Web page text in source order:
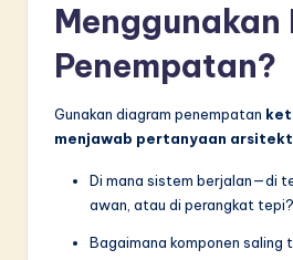
Menggunakan
Penempatan?
Gunakan diagram penempatan
menjawab pertanyaan
Di mana sistem berjalan—di
awan, atau di perangkat tepi?
Bagaimana komponen saling